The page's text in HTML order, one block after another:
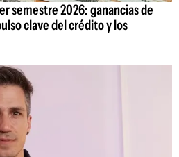
semestre 2026: ganancias de
clave del crédito y los